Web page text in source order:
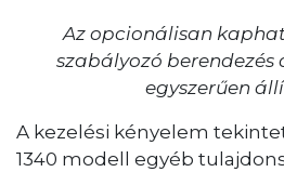
Az opcionálisan
szabályozó
egyszerűen
A kezelési kényelem
1340 modell egyéb